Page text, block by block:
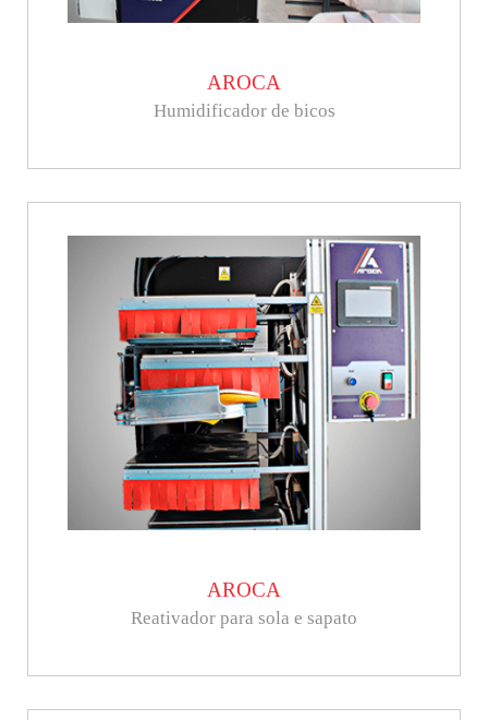
AROCA
Humidificador de bicos
AROCA
Reativador para sola e sapato